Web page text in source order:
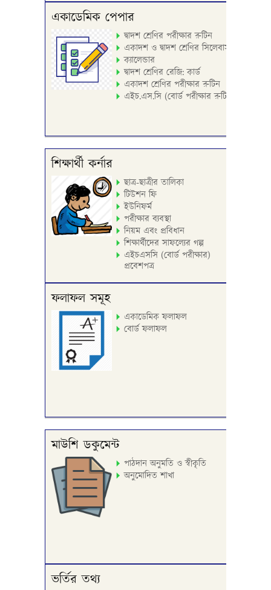
একাডেমিক পেপার
দ্বাদশ শ্রেণির পরীক্ষার রুটিন
একাদশ ও দ্বাদশ শ্রেণির সিলেবাস
ক্যালেন্ডার
দ্বাদশ শ্রেণির রেজি: কার্ড
একাদশ শ্রেণির পরীক্ষার রুটিন
এইচ.এস.সি (বোর্ড পরীক্ষার রুটিন)
শিক্ষার্থী কর্নার
ছাত্র-ছাত্রীর তালিকা
টিউশন ফি
ইউনিফর্ম
পরীক্ষার ব্যবস্থা
নিয়ম এবং প্রবিধান
শিক্ষার্থীদের সাফল্যের গল্প
এইচএসসি (বোর্ড পরীক্ষার)
প্রবেশপত্র
ফলাফল সমূহ
একাডেমিক ফলাফল
বোর্ড ফলাফল
মাউশি ডকুমেন্ট
পাঠদান অনুমতি ও স্বীকৃতি
অনুমোদিত শাখা
ভর্তির তথ্য